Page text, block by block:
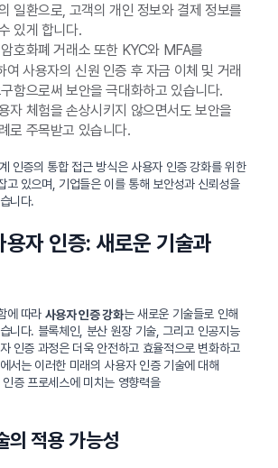
일환으로, 고객의 개인 정보와 결제 정보를
있게 합니다.
호화폐 거래소 또한 KYC와 MFA를
여 사용자의 신원 인증 후 자금 이체 및 거래
함으로써 보안을 극대화하고 있습니다.
자 체험을 손상시키지 않으면서도 보안을
로 주목받고 있습니다.
인증의 통합 접근 방식은 사용자 인증 강화를 위한
고 있으며, 기업들은 이를 통해 보안성과 신뢰성을
니다.
자 인증: 새로운 기술과
에 따라 사용자 인증 강화는 새로운 기술들로 인해
니다. 블록체인, 분산 원장 기술, 그리고 인공지능
인증 과정은 더욱 안전하고 효율적으로 변화하고
서는 이러한 미래의 사용자 인증 기술에 대해
증 프로세스에 미치는 영향력을
의 적용 가능성